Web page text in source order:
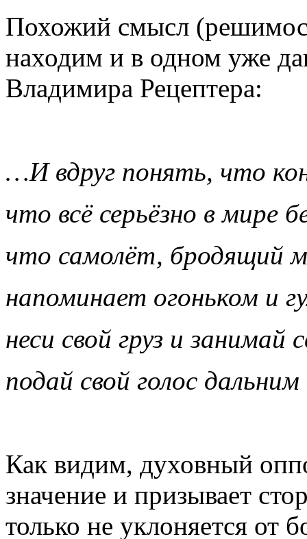
Похожий смысл
находим и в одном уже
Владимира Рецептера:
…И вдруг понять, что
что всё серьёзно в мире
что самолёт, бродящий
напоминает огоньком и
неси свой груз и занимай
подай свой голос
Как видим, духовный
значение и призывает
только не уклоняется от